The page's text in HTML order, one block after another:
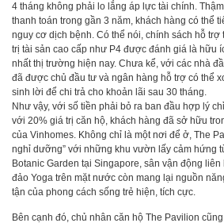
4 tháng không phải lo lắng áp lực tài chính.
thanh toán trong gần 3 năm, khách hàng có thể
nguy cơ dịch bệnh. Có thể nói, chính sách hỗ
trị tài sản cao cấp như P4 được đánh giá là hữu
nhất thị trường hiện nay. Chưa kể, với các nhà
đã được chủ đầu tư và ngân hàng hỗ trợ có thể
sinh lời để chi trả cho khoản lãi sau 30 tháng.
Như vậy, với số tiền phải bỏ ra ban đầu hợp lý
với 20% giá trị căn hộ, khách hàng đã sở hữu
của Vinhomes. Không chỉ là một nơi để ở, The
nghỉ dưỡng” với những khu vườn lấy cảm hứng
Botanic Garden tại Singapore, sân vận động
đảo Yoga trên mặt nước còn mang lại nguồn
tận của phong cách sống trẻ hiện, tích cực.
Bên cạnh đó, chủ nhân căn hộ The Pavilion